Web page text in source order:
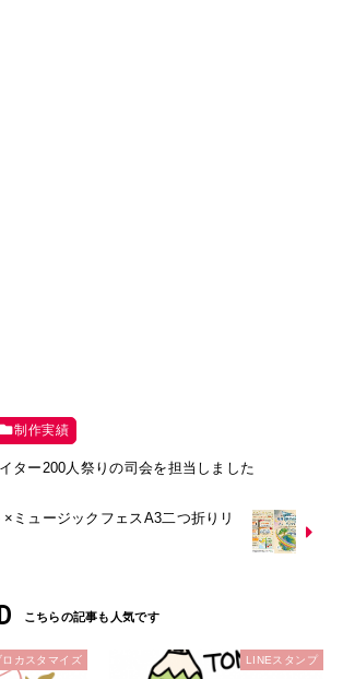
制作実績
ター200人祭りの司会を担当しました
ミュージックフェスA3二つ折りリ
ロカスタマイズ LINEスタンプ